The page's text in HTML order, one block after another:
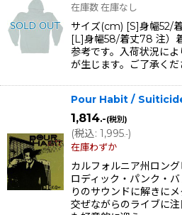
在庫数 在庫なし
サイズ(cm) [S]身幅52/
[L]身幅58/着丈78 注）
参考です。入荷状況に
が生じます。ご了承くだ
Pour Habit /
1,814.-(税別)
(税込: 1,995.-)
在庫わずか
カルフォルニア州ロン
ロディック・パンク・
りのサウンドに解きに
交ぜながらのライブに